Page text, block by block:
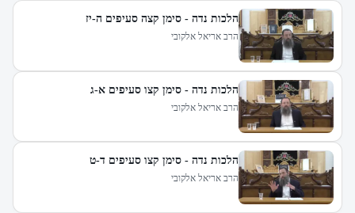
הלכות נדה - סימן קצה סעיפים ה-יז
הרב אריאל אלקובי
הלכות נדה - סימן קצו סעיפים א-ג
הרב אריאל אלקובי
הלכות נדה - סימן קצו סעיפים ד-ט
הרב אריאל אלקובי